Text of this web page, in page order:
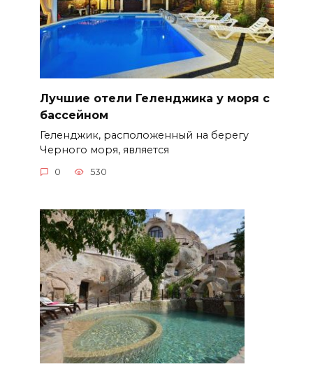
Лучшие отели Геленджика у моря с
бассейном
Геленджик, расположенный на берегу
Черного моря, является
0 530